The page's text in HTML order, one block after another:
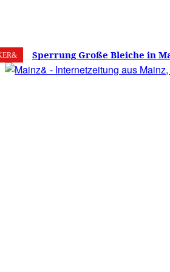
8. August 2026 32.2 Mainz
Sperrung Große Bleiche in
verwirrt, Mainzer stinksauer